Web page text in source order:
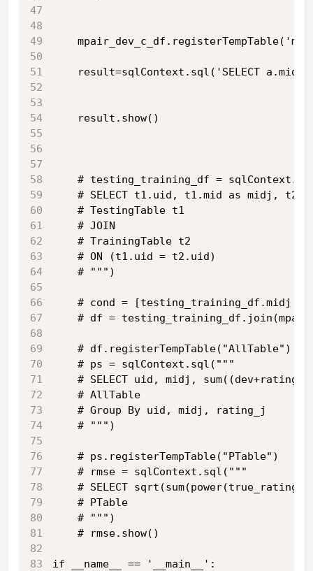
result=sqlContext.sql('SELECT
    result.show()
# testing_training_df =
# SELECT t1.uid, t1.mid as midj,
    # TestingTable t1
    # JOIN
    # TrainingTable t2
    # ON (t1.uid = t2.uid)
    # """)
# cond = [testing_training_df.midj
# df =
    # df.registerTempTable("AllTable")
    # ps = sqlContext.sql("""
# SELECT uid, midj,
    # AllTable
    # Group By uid, midj, rating_j
    # """)
    # ps.registerTempTable("PTable")
    # rmse = sqlContext.sql("""
# SELECT sqrt(sum(power(true_rating-
    # PTable
    # """)
    # rmse.show()
if __name__ == '__main__':